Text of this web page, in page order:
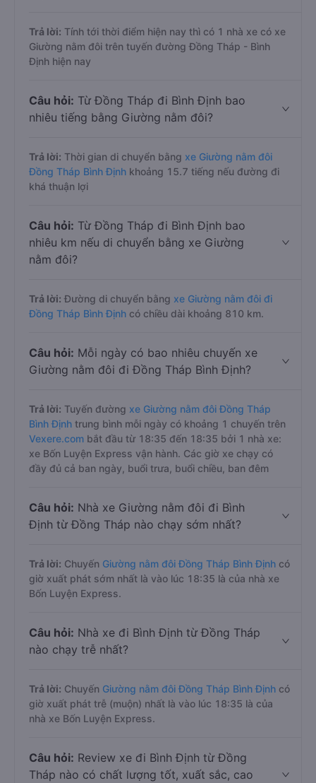
Trả lời: Tính tới thời điểm hiện nay thì có 1 nhà xe có xe
Giường nằm đôi trên tuyến đường Đồng Tháp - Bình
Định hiện nay
Câu hỏi: Từ Đồng Tháp đi Bình Định bao
nhiêu tiếng bằng Giường nằm đôi?
Trả lời: Thời gian di chuyển bằng xe Giường nằm đôi
Đồng Tháp Bình Định khoảng 15.7 tiếng nếu đường đi
khá thuận lợi
Câu hỏi: Từ Đồng Tháp đi Bình Định bao
nhiêu km nếu di chuyển bằng xe Giường
nằm đôi?
Trả lời: Đường di chuyển bằng xe Giường nằm đôi đi
Đồng Tháp Bình Định có chiều dài khoảng 810 km.
Câu hỏi: Mỗi ngày có bao nhiêu chuyến xe
Giường nằm đôi đi Đồng Tháp Bình Định?
Trả lời: Tuyến đường xe Giường nằm đôi Đồng Tháp
Bình Định trung bình mỗi ngày có khoảng 1 chuyến trên
Vexere.com bắt đầu từ 18:35 đến 18:35 bởi 1 nhà xe:
xe Bốn Luyện Express vận hành. Các giờ xe chạy có
đầy đủ cả ban ngày, buổi trưa, buổi chiều, ban đêm
Câu hỏi: Nhà xe Giường nằm đôi đi Bình
Định từ Đồng Tháp nào chạy sớm nhất?
Trả lời: Chuyến Giường nằm đôi Đồng Tháp Bình Định có
giờ xuất phát sớm nhất là vào lúc 18:35 là của nhà xe
Bốn Luyện Express.
Câu hỏi: Nhà xe đi Bình Định từ Đồng Tháp
nào chạy trễ nhất?
Trả lời: Chuyến Giường nằm đôi Đồng Tháp Bình Định có
giờ xuất phát trễ (muộn) nhất là vào lúc 18:35 là của
nhà xe Bốn Luyện Express.
Câu hỏi: Review xe đi Bình Định từ Đồng
Tháp nào có chất lượng tốt, xuất sắc, cao